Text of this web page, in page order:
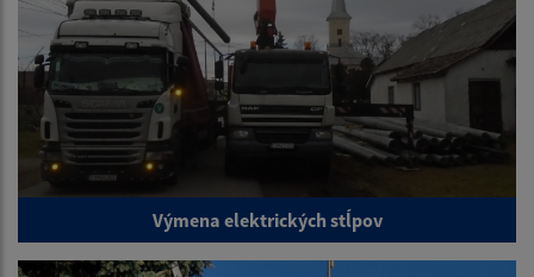
Výmena elektrických stĺpov